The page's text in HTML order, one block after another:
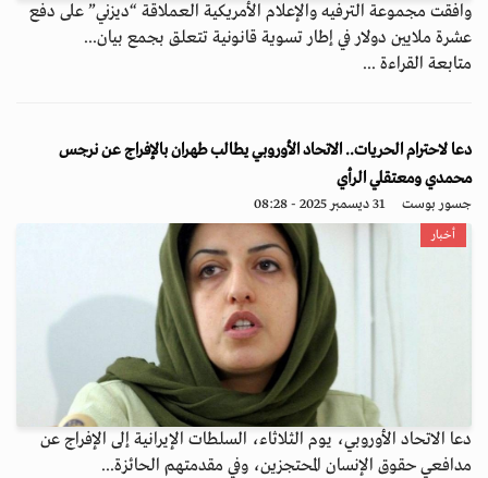
وافقت مجموعة الترفيه والإعلام الأمريكية العملاقة “ديزني” على دفع
عشرة ملايين دولار في إطار تسوية قانونية تتعلق بجمع بيان...
متابعة القراءة ...
دعا لاحترام الحريات.. الاتحاد الأوروبي يطالب طهران بالإفراج عن نرجس
محمدي ومعتقلي الرأي
جسور بوست 31 ديسمبر 2025 - 08:28
أخبار
دعا الاتحاد الأوروبي، يوم الثلاثاء، السلطات الإيرانية إلى الإفراج عن
مدافعي حقوق الإنسان المحتجزين، وفي مقدمتهم الحائزة...